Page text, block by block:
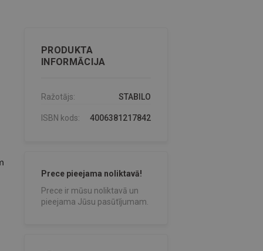
PRODUKTA
INFORMĀCIJA
Ražotājs: STABILO
ISBN kods: 4006381217842
Prece pieejama noliktavā!
Prece ir mūsu noliktavā un
pieejama Jūsu pasūtījumam.